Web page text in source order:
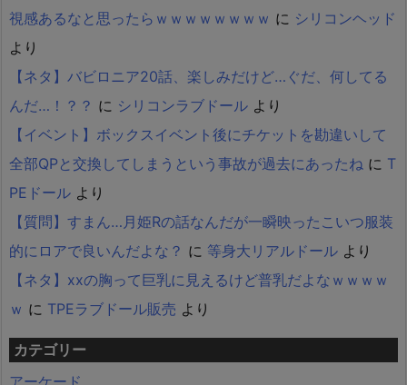
視感あるなと思ったらｗｗｗｗｗｗｗｗ に シリコンヘッド
より
【ネタ】バビロニア20話、楽しみだけど…ぐだ、何してる
んだ…！？？ に シリコンラブドール より
【イベント】ボックスイベント後にチケットを勘違いして
全部QPと交換してしまうという事故が過去にあったね に T
PEドール より
【質問】すまん…月姫Rの話なんだが一瞬映ったこいつ服装
的にロアで良いんだよな？ に 等身大リアルドール より
【ネタ】xxの胸って巨乳に見えるけど普乳だよなｗｗｗｗ
ｗ に TPEラブドール販売 より
カテゴリー